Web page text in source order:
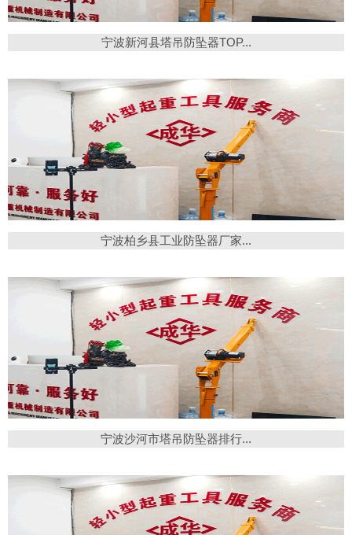
宁波新河县塔吊防坠器TOP...
宁波柏乡县工业防坠器厂家...
宁波沙河市塔吊防坠器排行...